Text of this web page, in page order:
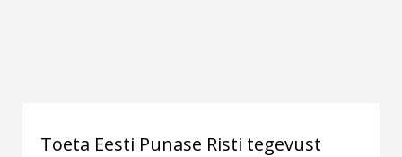
Toeta Eesti Punase Risti tegevust